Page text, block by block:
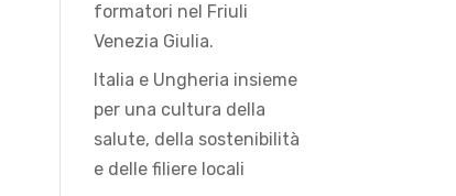
formatori nel Friuli
Venezia Giulia.
Italia e Ungheria insieme
per una cultura della
salute, della sostenibilità
e delle filiere locali